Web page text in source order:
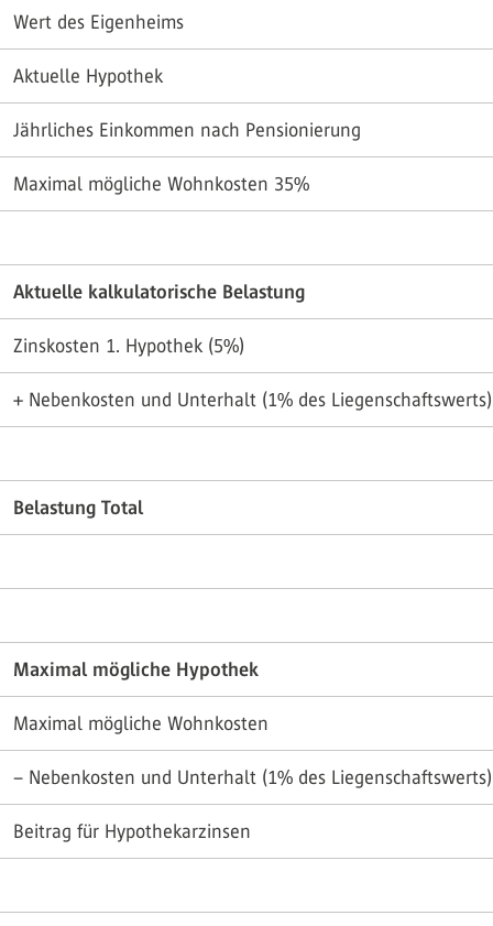
Wert des Eigenheims
Aktuelle Hypothek
Jährliches Einkommen nach Pensionierung
Maximal mögliche Wohnkosten 35%
Aktuelle kalkulatorische Belastung
Zinskosten 1. Hypothek (5%)
+ Nebenkosten und Unterhalt (1% des Liegenschaftswerts)
Belastung Total
Maximal mögliche Hypothek
Maximal mögliche Wohnkosten
– Nebenkosten und Unterhalt (1% des Liegenschaftswerts)
Beitrag für Hypothekarzinsen